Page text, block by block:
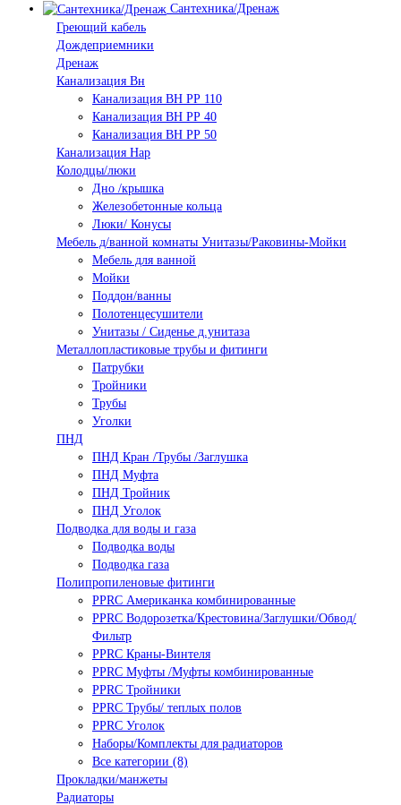
Сантехника/Дренаж
Греющий кабель
Дождеприемники
Дренаж
Канализация Вн
Канализация ВН РР 110
Канализация ВН РР 40
Канализация ВН РР 50
Канализация Нар
Колодцы/люки
Дно /крышка
Железобетонные кольца
Люки/ Конусы
Мебель д/ванной комнаты Унитазы/Раковины-Мойки
Мебель для ванной
Мойки
Поддон/ванны
Полотенцесушители
Унитазы / Сиденье д.унитаза
Металлопластиковые трубы и фитинги
Патрубки
Тройники
Трубы
Уголки
ПНД
ПНД Кран /Трубы /Заглушка
ПНД Муфта
ПНД Тройник
ПНД Уголок
Подводка для воды и газа
Подводка воды
Подводка газа
Полипропиленовые фитинги
PPRC Американка комбинированные
PPRC Водорозетка/Крестовина/Заглушки/Обвод/
Фильтр
PPRC Краны-Винтеля
PPRC Муфты /Муфты комбинированные
PPRC Тройники
PPRC Трубы/ теплых полов
PPRC Уголок
Наборы/Комплекты для радиаторов
Все категории (8)
Прокладки/манжеты
Радиаторы